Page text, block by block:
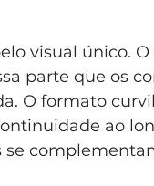
visual único.
parte que os
O formato
ao
se